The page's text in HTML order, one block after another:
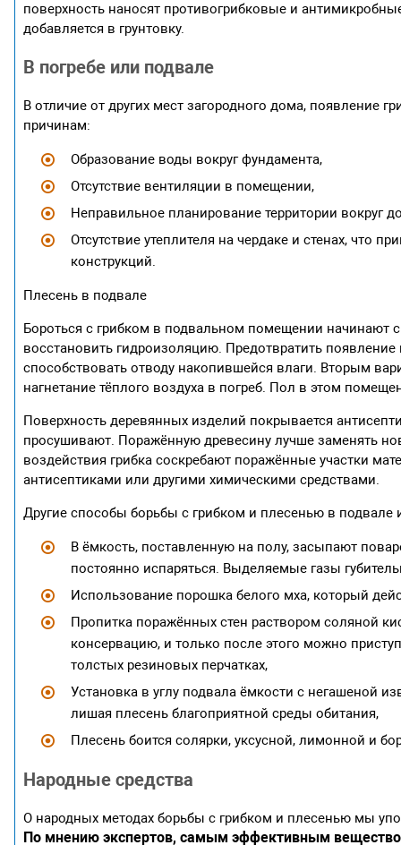
поверхность наносят противогрибковые и
добавляется в грунтовку.
В погребе или подвале
В отличие от других мест загородного дома, появление
причинам:
Образование воды вокруг фундамента,
Отсутствие вентиляции в помещении,
Неправильное планирование территории вокруг
Отсутствие утеплителя на чердаке и стенах, что
конструкций.
Плесень в подвале
Бороться с грибком в подвальном помещении начинают
восстановить гидроизоляцию. Предотвратить
способствовать отводу накопившейся влаги. Вторым
нагнетание тёплого воздуха в погреб. Пол в этом
Поверхность деревянных изделий покрывается
просушивают. Поражённую древесину лучше заменять
воздействия грибка соскребают поражённые участки
антисептиками или другими химическими средствами.
Другие способы борьбы с грибком и плесенью в подвале
В ёмкость, поставленную на полу, засыпают
постоянно испаряться. Выделяемые газы
Использование порошка белого мха, который
Пропитка поражённых стен раствором соляной
консервацию, и только после этого можно
толстых резиновых перчатках,
Установка в углу подвала ёмкости с негашеной
лишая плесень благоприятной среды обитания,
Плесень боится солярки, уксусной, лимонной и
Народные средства
О народных методах борьбы с грибком и плесенью мы
По мнению экспертов, самым эффективным